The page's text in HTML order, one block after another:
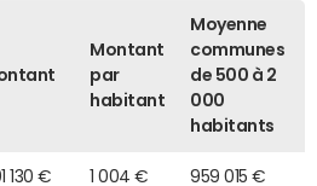
Montant
par
habitant
Moyenne
communes
de 500 à 2
000
habitants
130 € 1 004 € 959 015 €